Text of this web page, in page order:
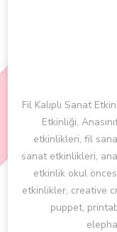
Fil Kalıplı Sanat
Etkinliği,
etkinlikleri, fil
sanat etkinlikleri,
etkinlik okul
etkinlikler, creative
puppet,